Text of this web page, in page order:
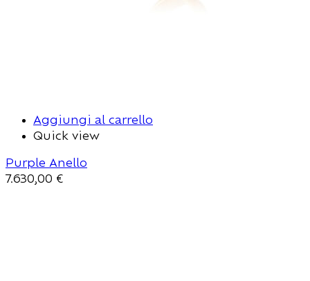
Aggiungi al carrello
Quick view
Purple Anello
7.630,00 €